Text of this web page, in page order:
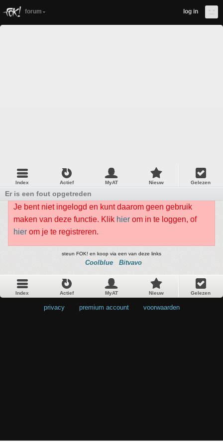
forum log in
Index Actief MyAT Nieuw Gelezen
Er is een fout opgetreden
Je bent niet ingelogd en kunt daarom geen gebruik
maken van deze functie. Klik hierom in te loggen, of
hierom je te registreren.
steun FOK! en koop via een van deze links
Coolblue Bitvavo
Index Actief MyAT Nieuw Gelezen
privacy premium account voorwaarden